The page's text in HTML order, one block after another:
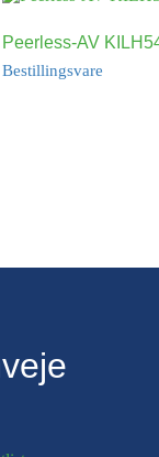
Peerless-AV
Bestillingsvare